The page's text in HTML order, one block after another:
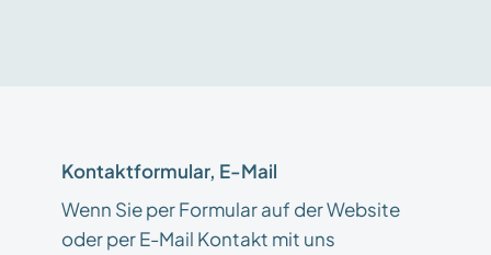
Kontaktformular, E-Mail
Wenn Sie per Formular auf der Website
oder per E-Mail Kontakt mit uns